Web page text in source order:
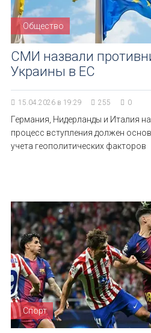
Общество
СМИ назвали
Украины в ЕС
15.04.2026 в 19:29 255 0
Германия, Нидерланды и Италия
процесс вступления должен
учета геополитических факторов
Спорт